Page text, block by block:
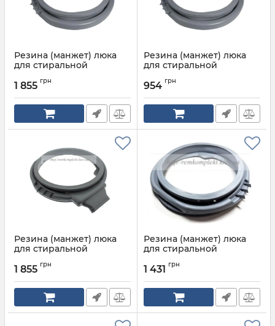
Резина (манжет) люка
для стиральной
ARISTON C00289414
Артикул: C00289414
1 855 грн
Резина (манжет) люка
для стиральной
ARISTON C00289414
954 грн
Резина (манжет) люка
для стиральной
ARISTON C00094154
Артикул: C00294031
1 855 грн
Резина (манжет) люка
для стиральной
ARISTON C00287764
Артикул: C00582085
1 431 грн